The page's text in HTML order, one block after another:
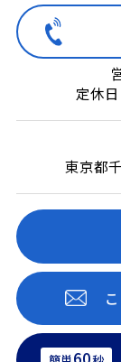
定休
東京都